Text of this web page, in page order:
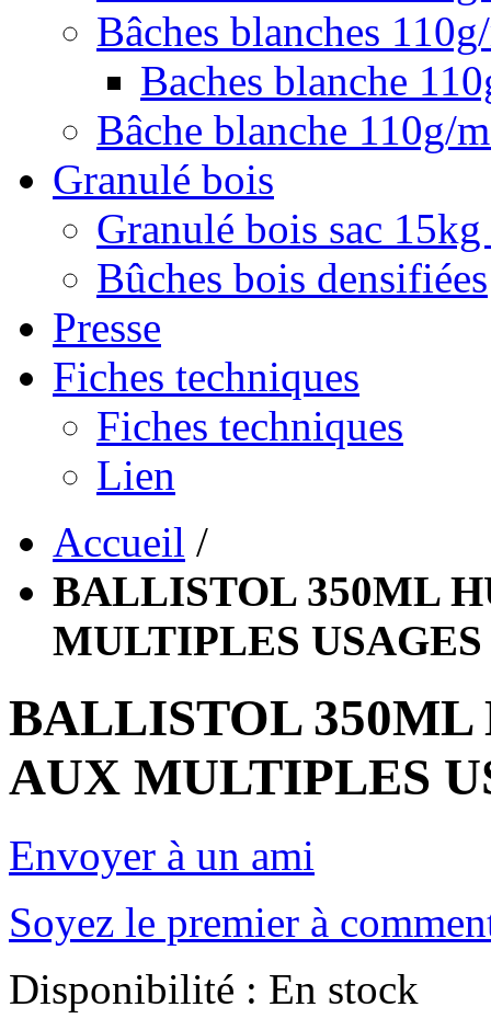
Bâches blanches
Baches blanche
Bâche blanche 110g/
Granulé bois
Granulé bois sac
Bûches bois densifiées
Presse
Fiches techniques
Fiches techniques
Lien
Accueil /
BALLISTOL 350ML
MULTIPLES USAGES
BALLISTOL
AUX MULTIPLES
Envoyer à un ami
Soyez le premier à
Disponibilité : En stock